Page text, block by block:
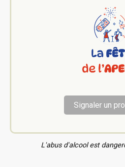
Signaler un
L'abus d'alcool est